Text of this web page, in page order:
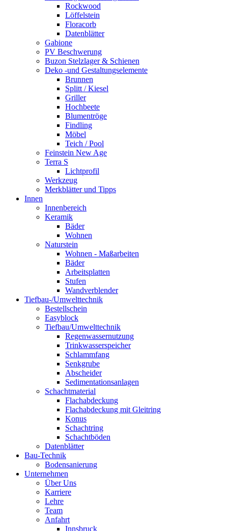
Rockwood
Löffelstein
Floracorb
Datenblätter
Gabione
PV Beschwerung
Buzon Stelzlager & Schienen
Deko -und Gestaltungselemente
Brunnen
Splitt / Kiesel
Griller
Hochbeete
Blumentröge
Findling
Möbel
Teich / Pool
Feinstein New Age
Terra S
Lichtprofil
Werkzeug
Merkblätter und Tipps
Innen
Innenbereich
Keramik
Bäder
Wohnen
Naturstein
Wohnen - Maßarbeiten
Bäder
Arbeitsplatten
Stufen
Wandverblender
Tiefbau-/Umwelttechnik
Bestellschein
Easyblock
Tiefbau/Umwelttechnik
Regenwassernutzung
Trinkwasserspeicher
Schlammfang
Senkgrube
Abscheider
Sedimentationsanlagen
Schachtmaterial
Flachabdeckung
Flachabdeckung mit Gleitring
Konus
Schachtring
Schachtböden
Datenblätter
Bau-Technik
Bodensanierung
Unternehmen
Über Uns
Karriere
Lehre
Team
Anfahrt
Innsbruck